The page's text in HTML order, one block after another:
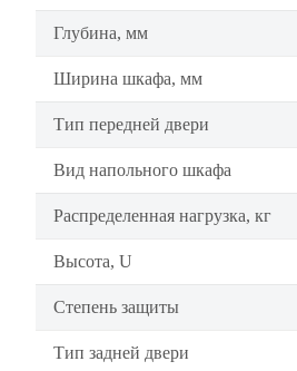
Глубина, мм
Ширина шкафа, мм
Тип передней двери
Вид напольного шкафа
Распределенная нагрузка, кг
Высота, U
Степень защиты
Тип задней двери